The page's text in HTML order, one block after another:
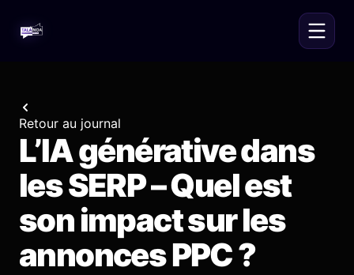
Retour au journal
L’IA générative dans
les SERP – Quel est
son impact sur les
annonces PPC ?